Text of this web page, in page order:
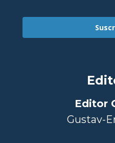
Editor
Gustav-